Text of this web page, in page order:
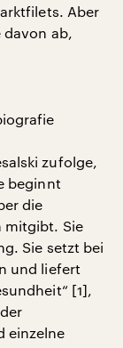
Aber
davon ab,
zufolge,
beginnt
die
mitgibt. Sie
Sie setzt bei
und liefert
[1],
einzelne